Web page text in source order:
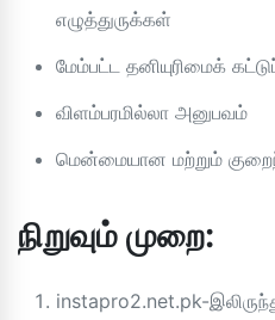
எழுத்துருக்கள்
மேம்பட்ட தனியுரிமைக்
விளம்பரமில்லா அனுபவம்
மென்மையான மற்றும்
நிறுவும் முறை:
instapro2.net.pk-